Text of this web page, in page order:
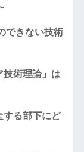
できない技術
技術理論」は
する部下にど